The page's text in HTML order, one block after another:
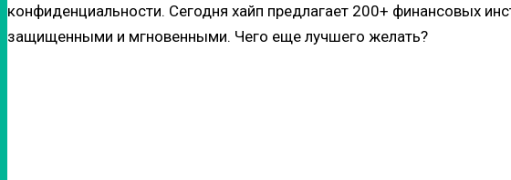
конфиденциальности. Сегодня хайп предлагает 200+ финансовых
защищенными и мгновенными. Чего еще лучшего желать?